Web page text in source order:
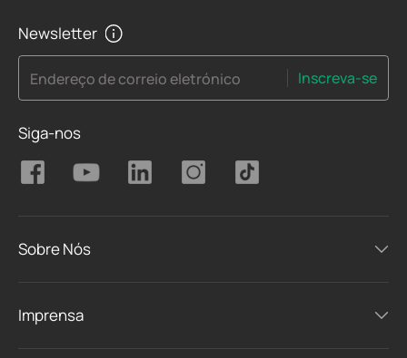
Newsletter
Endereço de correio eletrónico Inscreva-se
Siga-nos
Sobre Nós
Imprensa